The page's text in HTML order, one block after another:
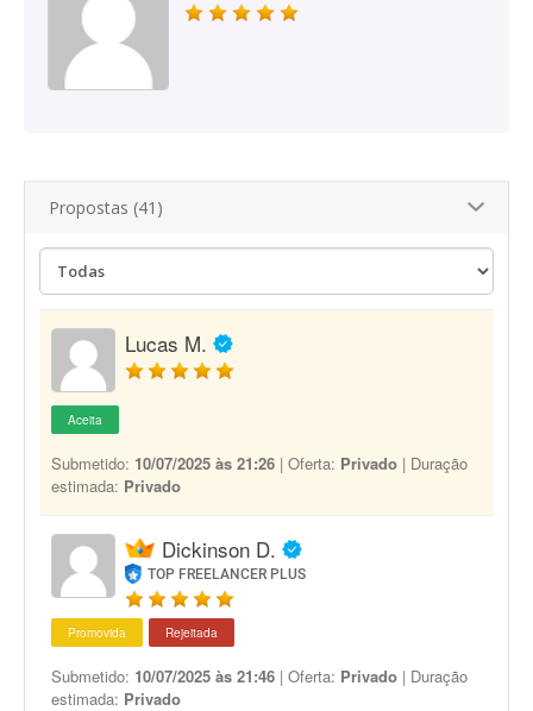
Propostas (41)
Lucas M.
Aceita
Submetido: 10/07/2025 às 21:26 | Oferta: Privado | Duração
estimada: Privado
Dickinson D.
TOP FREELANCER PLUS
Promovida Rejeitada
Submetido: 10/07/2025 às 21:46 | Oferta: Privado | Duração
estimada: Privado